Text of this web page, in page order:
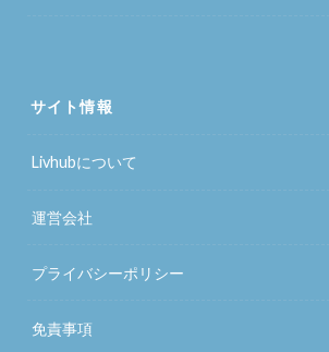
サイト情報
Livhubについて
運営会社
プライバシーポリシー
免責事項